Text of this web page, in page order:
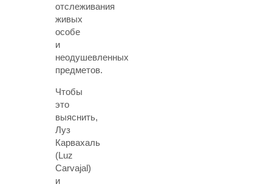
отслеживания
живых
особе
и
неодушевленных
предметов.
Чтобы
это
выяснить,
Луз
Карвахаль
(Luz
Carvajal)
и